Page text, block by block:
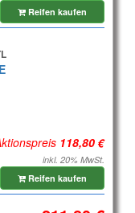
Reifen kaufen
inkl. 20% MwSt.
Reifen kaufen